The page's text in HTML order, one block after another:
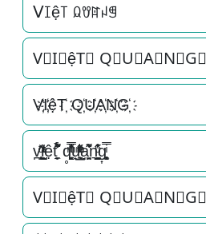
ᐯꀤệ꓄ ꆰꀎꍏꈤꁅ
V⃟I⃟ệT⃟ Q⃟U⃟A⃟N⃟G⃟
V҉I҉ệT҉ Q҉U҉A҉N҉G҉
v̪̩̜̜̙̜ͨ̽̄i̞̟̫̺ͭ̒ͭͣệt̘̟̼̉̈́͐͋͌̊ q̥̳̭̘̳͔̹̄ͫ̔̌ͭ̿̓ͅu̟͎̲͕̼̳͉̲ͮͫͭ̋ͭ͛ͣ̈a̘̫͈̭͌͛͌̇̇̍n͉̠̙͉̗̺̋̋̔ͧ̊g͎͚̥͎͔͕ͥ̿
V⃗I⃗ệT⃗ Q⃗U⃗A⃗N⃗G⃗